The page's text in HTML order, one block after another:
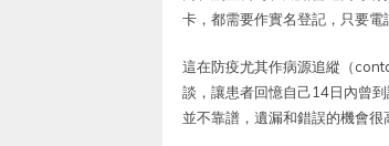
卡，都需要作實名登記，只要電
這在防疫尤其作病源追縱（
談，讓患者回憶自己14日內曾
並不靠譜，遺漏和錯誤的機會很